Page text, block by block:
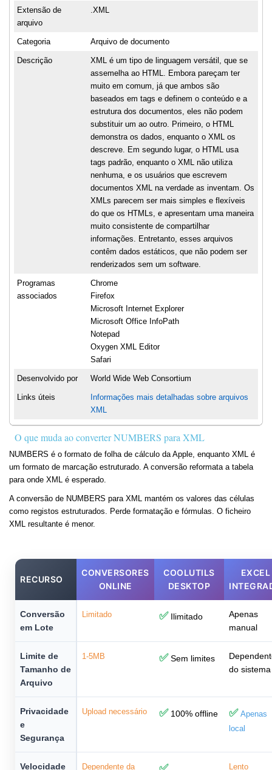
Extensão de
arquivo
.XML
Categoria Arquivo de documento
Descrição
XML é um tipo de linguagem versátil, que se
assemelha ao HTML. Embora pareçam ter
muito em comum, já que ambos são
baseados em tags e definem o conteúdo e a
estrutura dos documentos, eles não podem
substituir um ao outro. Primeiro, o HTML
demonstra os dados, enquanto o XML os
descreve. Em segundo lugar, o HTML usa
tags padrão, enquanto o XML não utiliza
nenhuma, e os usuários que escrevem
documentos XML na verdade as inventam. Os
XMLs parecem ser mais simples e flexíveis
do que os HTMLs, e apresentam uma maneira
muito consistente de compartilhar
informações. Entretanto, esses arquivos
contêm dados estáticos, que não podem ser
renderizados sem um software.
Programas
associados
Chrome
Firefox
Microsoft Internet Explorer
Microsoft Office InfoPath
Notepad
Oxygen XML Editor
Safari
Desenvolvido por World Wide Web Consortium
Links úteis
Informações mais detalhadas sobre arquivos
XML
O que muda ao converter NUMBERS para XML
NUMBERS é o formato de folha de cálculo da Apple, enquanto XML é
um formato de marcação estruturado. A conversão reformata a tabela
para onde XML é esperado.
A conversão de NUMBERS para XML mantém os valores das células
como registos estruturados. Perde formatação e fórmulas. O ficheiro
XML resultante é menor.
RECURSO
CONVERSORES
ONLINE
COOLUTILS
DESKTOP
EXCEL
Conversão
em Lote
Limitado ✅Ilimitado
Apenas
manual
Limite de
Tamanho de
Arquivo
1-5MB ✅Sem limites
do sistema
Privacidade
e
Segurança
Upload necessário ✅100% offline ✅ Apenas
local
Velocidade Dependente da Lento